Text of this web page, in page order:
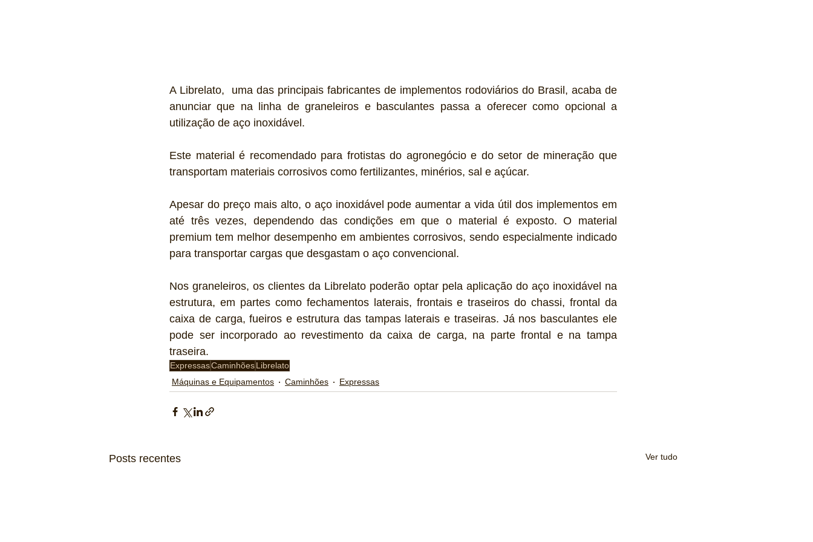
A Librelato,  uma das principais fabricantes de implementos rodoviários do Brasil, acaba de
anunciar que na linha de graneleiros e basculantes passa a oferecer como opcional a
utilização de aço inoxidável.
Este material é recomendado para frotistas do agronegócio e do setor de mineração que
transportam materiais corrosivos como fertilizantes, minérios, sal e açúcar.
Apesar do preço mais alto, o aço inoxidável pode aumentar a vida útil dos implementos em
até três vezes, dependendo das condições em que o material é exposto. O material
premium tem melhor desempenho em ambientes corrosivos, sendo especialmente indicado
para transportar cargas que desgastam o aço convencional.
Nos graneleiros, os clientes da Librelato poderão optar pela aplicação do aço inoxidável na
estrutura, em partes como fechamentos laterais, frontais e traseiros do chassi, frontal da
caixa de carga, fueiros e estrutura das tampas laterais e traseiras. Já nos basculantes ele
pode ser incorporado ao revestimento da caixa de carga, na parte frontal e na tampa
traseira.
ExpressasCaminhõesLibrelato
Máquinas e Equipamentos
Caminhões Expressas
Posts recentes Ver tudo